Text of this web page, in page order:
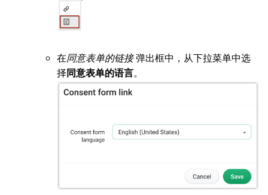
在同意表单的链接弹出框中，从下拉菜单中选
择 同意表单的语言。